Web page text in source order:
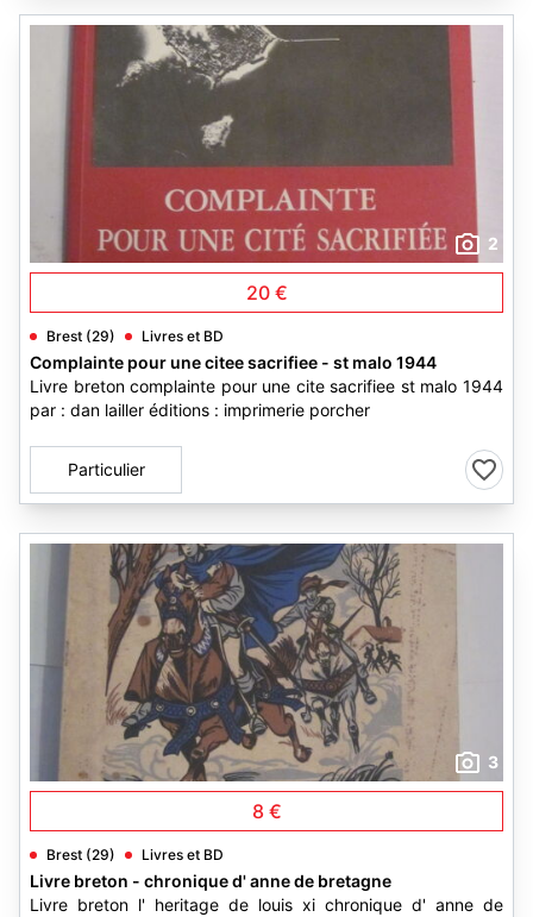
2
20 €
Brest (29) Livres et BD
Complainte pour une citee sacrifiee - st malo 1944
Livre breton complainte pour une cite sacrifiee st malo 1944
par : dan lailler éditions : imprimerie porcher
Particulier
3
8 €
Brest (29) Livres et BD
Livre breton - chronique d' anne de bretagne
Livre breton l' heritage de louis xi chronique d' anne de